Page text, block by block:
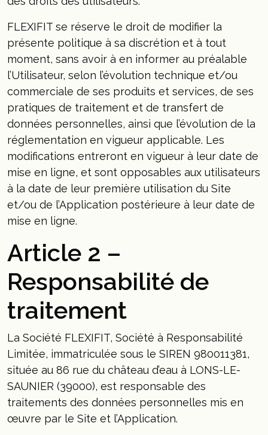
FLEXIFIT se réserve le droit de modifier la
présente politique à sa discrétion et à tout
moment, sans avoir à en informer au préalable
l’Utilisateur, selon l’évolution technique et/ou
commerciale de ses produits et services, de ses
pratiques de traitement et de transfert de
données personnelles, ainsi que l’évolution de la
réglementation en vigueur applicable. Les
modifications entreront en vigueur à leur date de
mise en ligne, et sont opposables aux utilisateurs
à la date de leur première utilisation du Site
et/ou de l’Application postérieure à leur date de
mise en ligne.
Article 2 –
Responsabilité de
traitement
La Société FLEXIFIT, Société à Responsabilité
Limitée, immatriculée sous le SIREN 980011381,
située au 86 rue du château d’eau à LONS-LE-
SAUNIER (39000), est responsable des
traitements des données personnelles mis en
œuvre par le Site et l’Application.